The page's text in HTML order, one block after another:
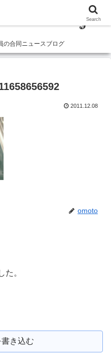
の合同ニュースブログ
2011.12.08
omoto
た。
き込む
Search